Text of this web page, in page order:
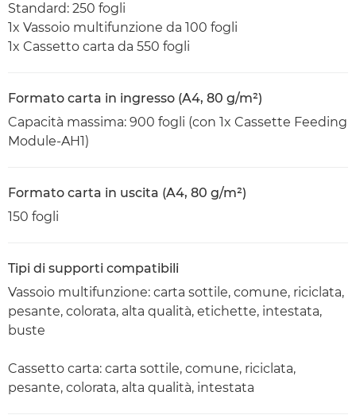
Standard: 250 fogli
1x Vassoio multifunzione da 100 fogli
1x Cassetto carta da 550 fogli
Formato carta in ingresso (A4, 80 g/m²)
Capacità massima: 900 fogli (con 1x Cassette Feeding
Module-AH1)
Formato carta in uscita (A4, 80 g/m²)
150 fogli
Tipi di supporti compatibili
Vassoio multifunzione: carta sottile, comune, riciclata,
pesante, colorata, alta qualità, etichette, intestata,
buste
Cassetto carta: carta sottile, comune, riciclata,
pesante, colorata, alta qualità, intestata